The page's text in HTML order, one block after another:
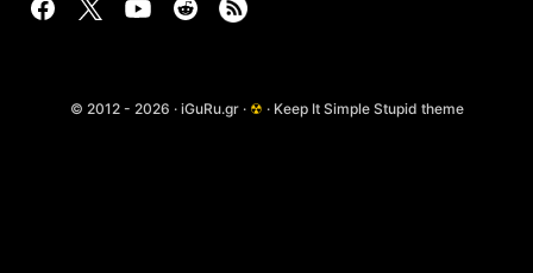
© 2012 - 2026 · iGuRu.gr · ☢ · Keep It Simple Stupid theme